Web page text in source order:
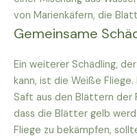
von Marienkäfern, die
Gemeinsame
Ein weiterer Schädling,
kann, ist die Weiße
Saft aus den Blättern der
dass die Blätter gelb
Fliege zu bekämpfen,